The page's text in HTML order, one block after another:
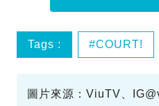
Tags : COURT!
圖片來源：ViuTV、